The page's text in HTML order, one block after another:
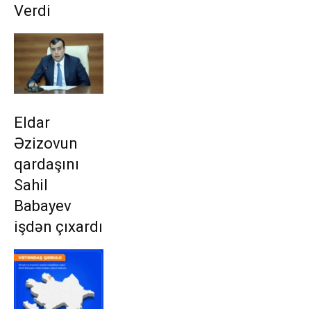
Verdi
Eldar
Əzizovun
qardaşını
Sahil
Babayev
işdən çıxardı